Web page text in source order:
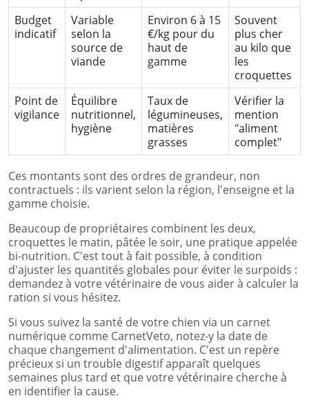
Budget
indicatif
Variable
selon la
source de
viande
Environ 6 à 15
€/kg pour du
haut de
gamme
Souvent
plus cher
au kilo que
les
croquettes
Point de
vigilance
Équilibre
nutritionnel,
hygiène
Taux de
légumineuses,
matières
grasses
Vérifier la
mention
"aliment
complet"
Ces montants sont des ordres de grandeur, non
contractuels : ils varient selon la région, l'enseigne et la
gamme choisie.
Beaucoup de propriétaires combinent les deux,
croquettes le matin, pâtée le soir, une pratique appelée
bi-nutrition. C'est tout à fait possible, à condition
d'ajuster les quantités globales pour éviter le surpoids :
demandez à votre vétérinaire de vous aider à calculer la
ration si vous hésitez.
Si vous suivez la santé de votre chien via un carnet
numérique comme CarnetVeto, notez-y la date de
chaque changement d'alimentation. C'est un repère
précieux si un trouble digestif apparaît quelques
semaines plus tard et que votre vétérinaire cherche à
en identifier la cause.